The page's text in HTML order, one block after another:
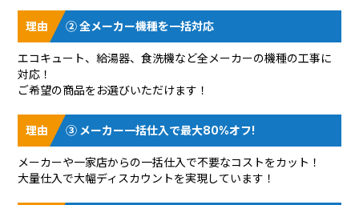
② 全メーカー機種を一括対応
エコキュート、給湯器、食洗機など全メーカーの機種の工事に
対応！
ご希望の商品をお選びいただけます！
③ メーカー一括仕入で最大80%オフ!
メーカーや一家店からの一括仕入で不要なコストをカット！
大量仕入で大幅ディスカウントを実現しています！